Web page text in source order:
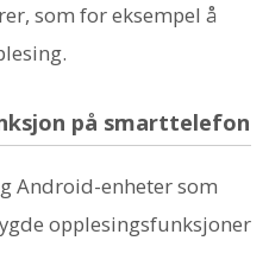
som for eksempel å
på smarttelefon
Android-enheter som
opplesingsfunksjoner